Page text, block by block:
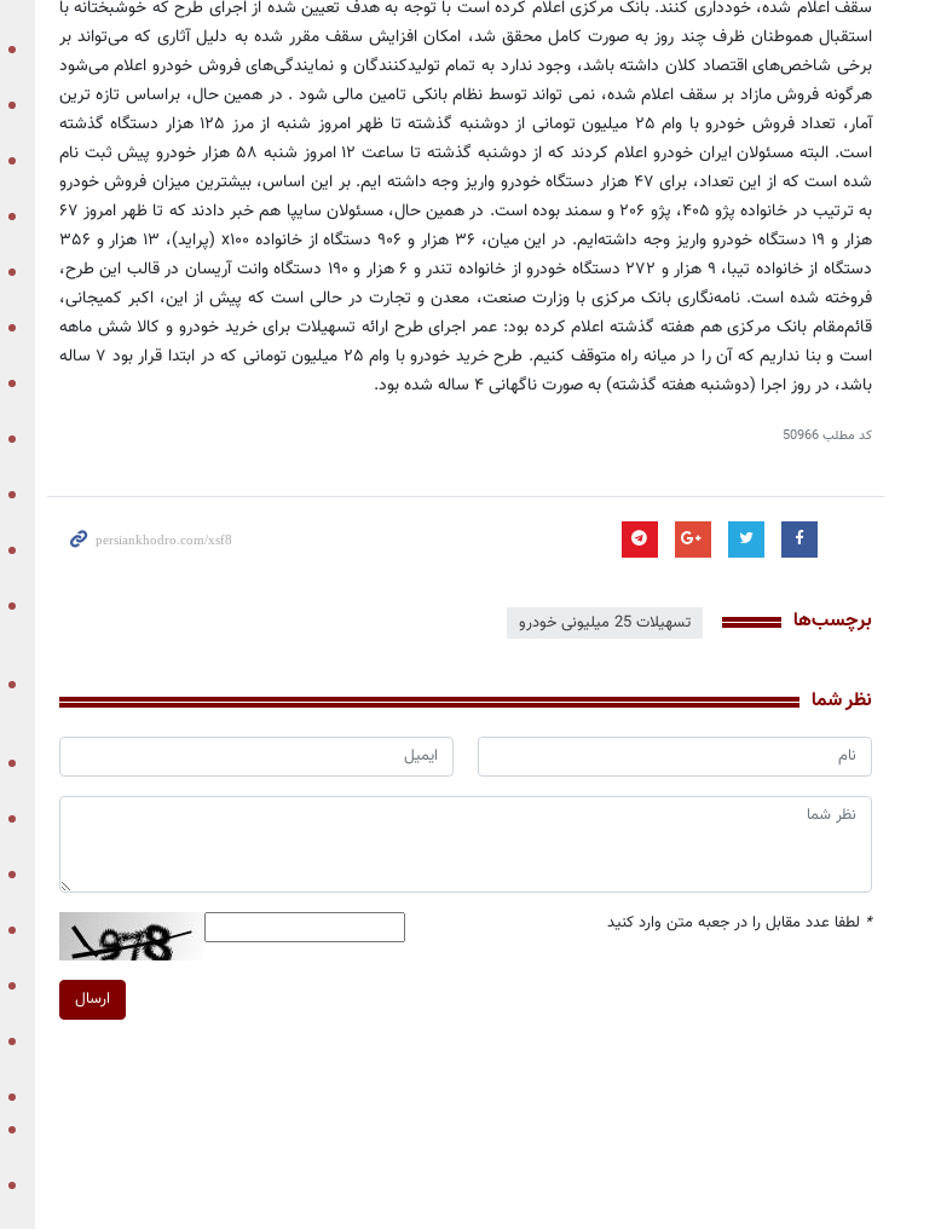
سقف اعلام شده، خودداری کنند. بانک‌ مرکزی اعلام کرده است با توجه به هدف تعیین شده از اجرای طرح که خوشبختانه با
استقبال هموطنان ظرف چند روز به صورت کامل محقق شد، امکان افزایش سقف مقرر شده به دلیل آثاری که می‌تواند بر
برخی شاخص‌های اقتصاد کلان داشته باشد، وجود ندارد به تمام تولیدکنندگان و نمایندگی‌های فروش خودرو اعلام می‌شود
هرگونه فروش مازاد بر سقف اعلام شده، نمی تواند توسط نظام بانکی تامین مالی شود . در همین حال، براساس تازه ترین
آمار، تعداد فروش خودرو با وام ۲۵ میلیون تومانی از دوشنبه گذشته تا ظهر امروز شنبه از مرز ۱۲۵ هزار دستگاه گذشته
است. البته مسئولان ایران خودرو اعلام کردند که از دوشنبه گذشته تا ساعت ۱۲ امروز شنبه ۵۸ هزار خودرو پیش ثبت نام
شده است که از این تعداد، برای ۴۷ هزار دستگاه خودرو واریز وجه داشته ایم. بر این اساس، بیشترین میزان فروش خودرو
به ترتیب در خانواده پژو ۴۰۵، پژو ۲۰۶ و سمند بوده است. در همین حال، مسئولان سایپا هم خبر دادند که تا ظهر امروز ۶۷
هزار و ۱۹ دستگاه خودرو واریز وجه داشته‌ایم. در این میان، ۳۶ هزار و ۹۰۶ دستگاه از خانواده x۱۰۰ (پراید)، ۱۳ هزار و ۳۵۶
دستگاه از خانواده تیبا، ۹ هزار و ۲۷۲ دستگاه خودرو از خانواده تندر و ۶ هزار و ۱۹۰ دستگاه وانت آریسان در قالب این طرح،
فروخته شده است. نامه‌نگاری بانک مرکزی با وزارت صنعت، معدن و تجارت در حالی است که پیش از این، اکبر کمیجانی،
قائم‌مقام بانک مرکزی هم هفته گذشته اعلام کرده بود: عمر اجرای طرح ارائه تسهیلات برای خرید خودرو و کالا شش ماهه
است و بنا نداریم که آن را در میانه راه متوقف کنیم. طرح خرید خودرو با وام ۲۵ میلیون تومانی که در ابتدا قرار بود ۷ ساله
باشد، در روز اجرا (دوشنبه هفته گذشته) به صورت ناگهانی ۴ ساله شده بود.
کد مطلب50966
برچسب‌ها تسهیلات 25 میلیونی خودرو
نظر شما
* لطفا عدد مقابل را در جعبه متن وارد کنید
ارسال